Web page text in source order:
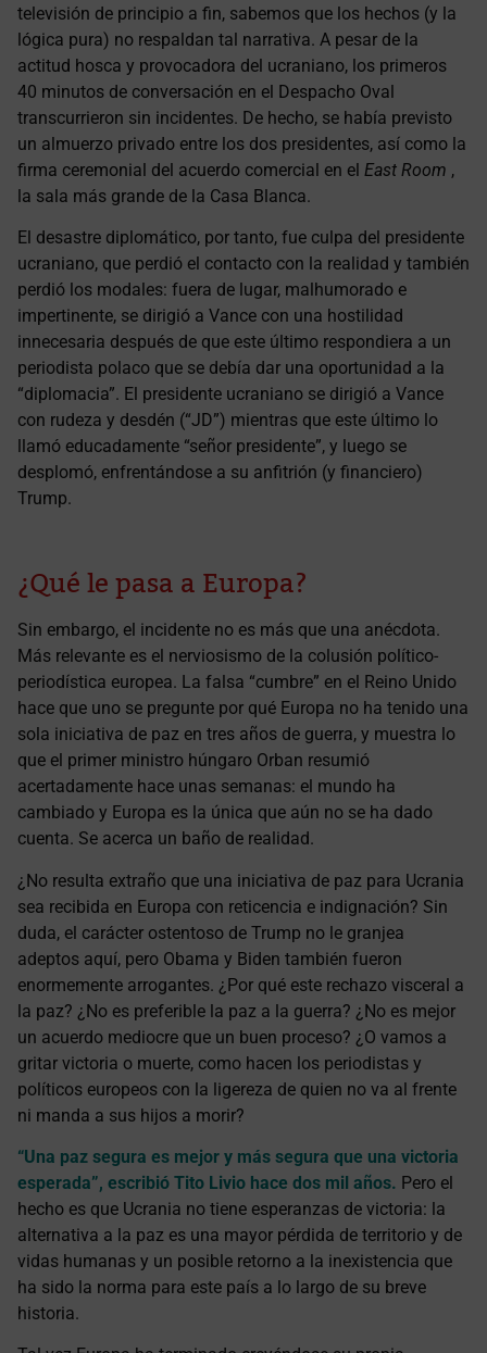
televisión de principio a fin, sabemos que los hechos (y la
lógica pura) no respaldan tal narrativa. A pesar de la
actitud hosca y provocadora del ucraniano, los primeros
40 minutos de conversación en el Despacho Oval
transcurrieron sin incidentes. De hecho, se había previsto
un almuerzo privado entre los dos presidentes, así como la
firma ceremonial del acuerdo comercial en el East Room ,
la sala más grande de la Casa Blanca.
El desastre diplomático, por tanto, fue culpa del presidente
ucraniano, que perdió el contacto con la realidad y también
perdió los modales: fuera de lugar, malhumorado e
impertinente, se dirigió a Vance con una hostilidad
innecesaria después de que este último respondiera a un
periodista polaco que se debía dar una oportunidad a la
“diplomacia”. El presidente ucraniano se dirigió a Vance
con rudeza y desdén (“JD”) mientras que este último lo
llamó educadamente “señor presidente”, y luego se
desplomó, enfrentándose a su anfitrión (y financiero)
Trump.
¿Qué le pasa a Europa?
Sin embargo, el incidente no es más que una anécdota.
Más relevante es el nerviosismo de la colusión político-
periodística europea. La falsa “cumbre” en el Reino Unido
hace que uno se pregunte por qué Europa no ha tenido una
sola iniciativa de paz en tres años de guerra, y muestra lo
que el primer ministro húngaro Orban resumió
acertadamente hace unas semanas: el mundo ha
cambiado y Europa es la única que aún no se ha dado
cuenta. Se acerca un baño de realidad.
¿No resulta extraño que una iniciativa de paz para Ucrania
sea recibida en Europa con reticencia e indignación? Sin
duda, el carácter ostentoso de Trump no le granjea
adeptos aquí, pero Obama y Biden también fueron
enormemente arrogantes. ¿Por qué este rechazo visceral a
la paz? ¿No es preferible la paz a la guerra? ¿No es mejor
un acuerdo mediocre que un buen proceso? ¿O vamos a
gritar victoria o muerte, como hacen los periodistas y
políticos europeos con la ligereza de quien no va al frente
ni manda a sus hijos a morir?
“Una paz segura es mejor y más segura que una victoria
esperada”, escribió Tito Livio hace dos mil años. Pero el
hecho es que Ucrania no tiene esperanzas de victoria: la
alternativa a la paz es una mayor pérdida de territorio y de
vidas humanas y un posible retorno a la inexistencia que
ha sido la norma para este país a lo largo de su breve
historia.